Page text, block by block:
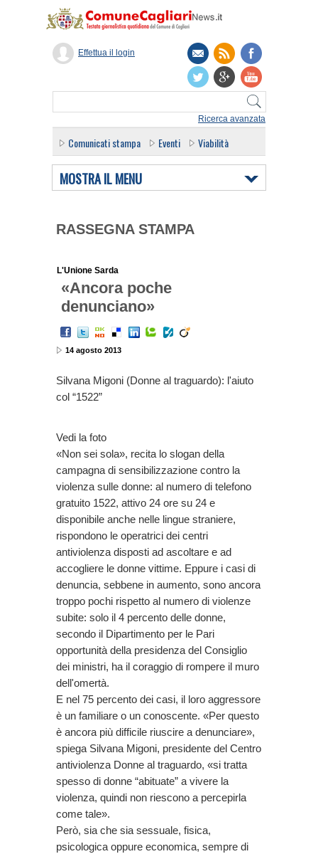
Ricerca avanzata
Effettua il login
Comunicati stampa Eventi Viabilità
MOSTRA IL MENU
RASSEGNA STAMPA
L'Unione Sarda
«Ancora poche
denunciano»
14 agosto 2013
Silvana Migoni (Donne al traguardo): l'aiuto
col “1522”
Vedi la foto
«Non sei sola», recita lo slogan della
campagna di sensibilizzazione contro la
violenza sulle donne: al numero di telefono
gratuito 1522, attivo 24 ore su 24 e
disponibile anche nelle lingue straniere,
rispondono le operatrici dei centri
antiviolenza disposti ad ascoltare e ad
accogliere le donne vittime. Eppure i casi di
denuncia, sebbene in aumento, sono ancora
troppo pochi rispetto al numero di violenze
subite: solo il 4 percento delle donne,
secondo il Dipartimento per le Pari
opportunità della presidenza del Consiglio
dei ministri, ha il coraggio di rompere il muro
dell'omertà.
E nel 75 percento dei casi, il loro aggressore
è un familiare o un conoscente. «Per questo
è ancora più difficile riuscire a denunciare»,
spiega Silvana Migoni, presidente del Centro
antiviolenza Donne al traguardo, «si tratta
spesso di donne “abituate” a vivere la
violenza, quindi non riescono a percepirla
come tale».
Però, sia che sia sessuale, fisica,
psicologica oppure economica, sempre di